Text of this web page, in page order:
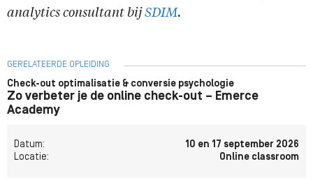
analytics consultant bij SDIM.
GERELATEERDE OPLEIDING
Check-out optimalisatie & conversie psychologie
Zo verbeter je de online check-out – Emerce
Academy
Datum:
10 en 17 september 2026
Locatie:
Online classroom